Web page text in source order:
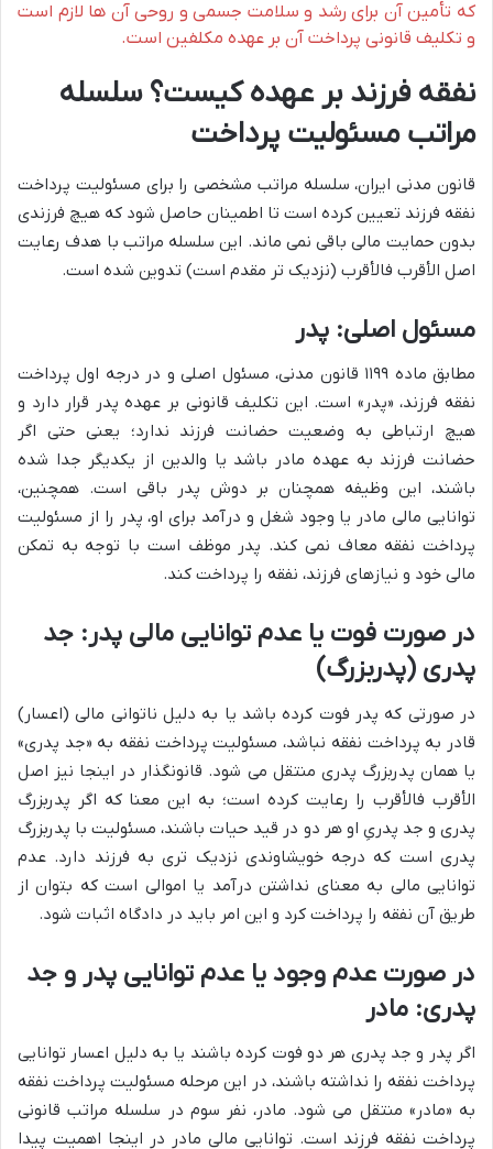
که تأمین آن برای رشد و سلامت جسمی و روحی آن ها لازم است
و تکلیف قانونی پرداخت آن بر عهده مکلفین است.
نفقه فرزند بر عهده کیست؟ سلسله
مراتب مسئولیت پرداخت
قانون مدنی ایران، سلسله مراتب مشخصی را برای مسئولیت پرداخت
نفقه فرزند تعیین کرده است تا اطمینان حاصل شود که هیچ فرزندی
بدون حمایت مالی باقی نمی ماند. این سلسله مراتب با هدف رعایت
اصل الأقرب فالأقرب (نزدیک تر مقدم است) تدوین شده است.
مسئول اصلی: پدر
مطابق ماده ۱۱۹۹ قانون مدنی، مسئول اصلی و در درجه اول پرداخت
نفقه فرزند، «پدر» است. این تکلیف قانونی بر عهده پدر قرار دارد و
هیچ ارتباطی به وضعیت حضانت فرزند ندارد؛ یعنی حتی اگر
حضانت فرزند به عهده مادر باشد یا والدین از یکدیگر جدا شده
باشند، این وظیفه همچنان بر دوش پدر باقی است. همچنین،
توانایی مالی مادر یا وجود شغل و درآمد برای او، پدر را از مسئولیت
پرداخت نفقه معاف نمی کند. پدر موظف است با توجه به تمکن
مالی خود و نیازهای فرزند، نفقه را پرداخت کند.
در صورت فوت یا عدم توانایی مالی پدر: جد
پدری (پدربزرگ)
در صورتی که پدر فوت کرده باشد یا به دلیل ناتوانی مالی (اعسار)
قادر به پرداخت نفقه نباشد، مسئولیت پرداخت نفقه به «جد پدری»
یا همان پدربزرگ پدری منتقل می شود. قانونگذار در اینجا نیز اصل
الأقرب فالأقرب را رعایت کرده است؛ به این معنا که اگر پدربزرگ
پدری و جد پدریِ او هر دو در قید حیات باشند، مسئولیت با پدربزرگ
پدری است که درجه خویشاوندی نزدیک تری به فرزند دارد. عدم
توانایی مالی به معنای نداشتن درآمد یا اموالی است که بتوان از
طریق آن نفقه را پرداخت کرد و این امر باید در دادگاه اثبات شود.
در صورت عدم وجود یا عدم توانایی پدر و جد
پدری: مادر
اگر پدر و جد پدری هر دو فوت کرده باشند یا به دلیل اعسار توانایی
پرداخت نفقه را نداشته باشند، در این مرحله مسئولیت پرداخت نفقه
به «مادر» منتقل می شود. مادر، نفر سوم در سلسله مراتب قانونی
پرداخت نفقه فرزند است. توانایی مالی مادر در اینجا اهمیت پیدا